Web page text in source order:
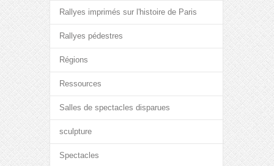
Rallyes imprimés sur l'histoire de Paris
Rallyes pédestres
Régions
Ressources
Salles de spectacles disparues
sculpture
Spectacles